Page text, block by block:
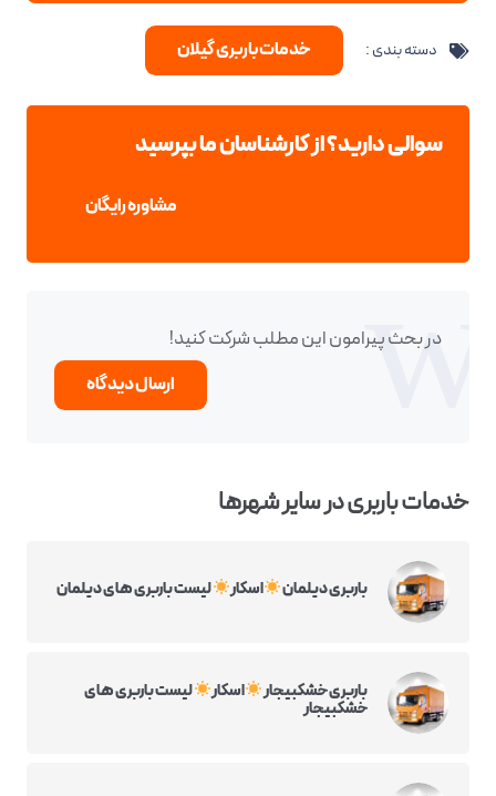
دسته بندی : خدمات باربری گیلان
سوالی دارید؟ از کارشناسان ما بپرسید
مشاوره رایگان
در بحث‌‌ پیرامون این مطلب شرکت کنید!
ارسال دیدگاه
خدمات باربری در سایر شهرها
باربری دیلمان اسکار لیست باربری های دیلمان
باربری خشکبیجار اسکار لیست باربری های
خشکبیجار